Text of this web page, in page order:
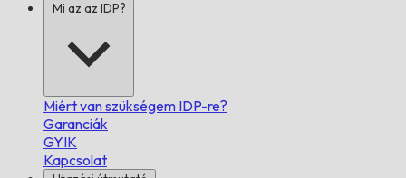
Mi az az IDP?
Miért van szükségem IDP-re?
Garanciák
GYIK
Kapcsolat